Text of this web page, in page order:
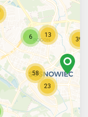
6
58
23
13
39